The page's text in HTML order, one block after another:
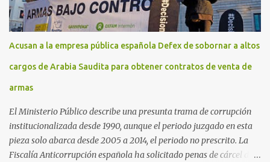
Acusan a la empresa pública española Defex de sobornar a altos
cargos de Arabia Saudita para obtener contratos de venta de
armas
El Ministerio Público describe una presunta trama de corrupción
institucionalizada desde 1990, aunque el periodo juzgado en esta
pieza solo abarca desde 2005 a 2014, el periodo no prescrito. La
Fiscalía Anticorrupción española ha solicitado penas de cárcel de